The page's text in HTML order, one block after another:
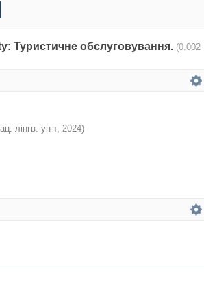
Туристичне обслуговування. (0.002
лінгв. ун-т, 2024)